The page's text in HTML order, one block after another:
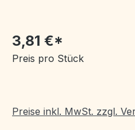
3,81 €*
Preis pro Stück
Preise inkl. MwSt. zzgl.